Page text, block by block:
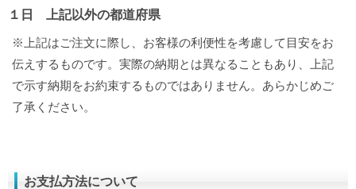
１日 上記以外の都道府県
※上記はご注文に際し、お客様の利便性を考慮して目安をお
伝えするものです。実際の納期とは異なることもあり、上記
で示す納期をお約束するものではありません。あらかじめご
了承ください。
お支払方法について